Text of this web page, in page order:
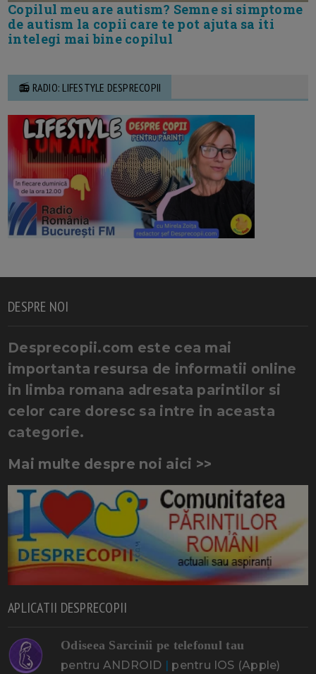
Copilul meu are autism? Semne si simptome
de autism la copii care te pot ajuta sa iti
intelegi mai bine copilul
📻 RADIO: LIFESTYLE DESPRECOPII
DESPRE NOI
Desprecopii.com este cea mai
importanta resursa de informatii online
in limba romana adresata parintilor si
celor care doresc sa intre in aceasta
categorie.
Mai multe despre noi aici >>
APLICATII DESPRECOPII
Odiseea Sarcinii pe telefonul tau
pentru ANDROID | pentru IOS (Apple)